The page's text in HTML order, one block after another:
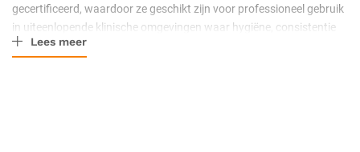
Certificering CE-gecertificeerd
Huidtype
gecertificeerd, waardoor ze geschikt zijn voor professioneel gebruik
in uiteenlopende klinische omgevingen waar hygiëne, consistentie
en gebruiksgemak centraal staan.
Lees meer